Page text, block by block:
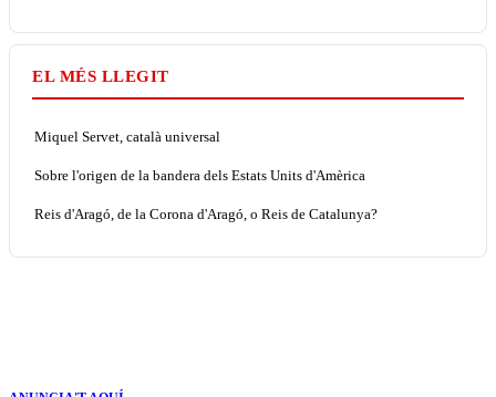
EL MÉS LLEGIT
Miquel Servet, català universal
Sobre l'origen de la bandera dels Estats Units d'Amèrica
Reis d'Aragó, de la Corona d'Aragó, o Reis de Catalunya?